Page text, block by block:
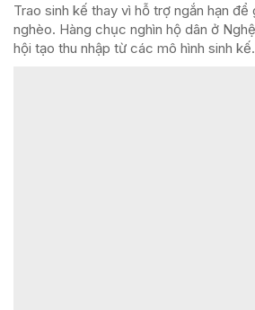
Trao sinh kế thay vì hỗ trợ ngắn hạn
nghèo. Hàng chục nghìn hộ dân ở
hội tạo thu nhập từ các mô hình sinh kế.